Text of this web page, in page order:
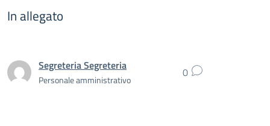
In allegato
Segreteria Segreteria
Personale amministrativo 0